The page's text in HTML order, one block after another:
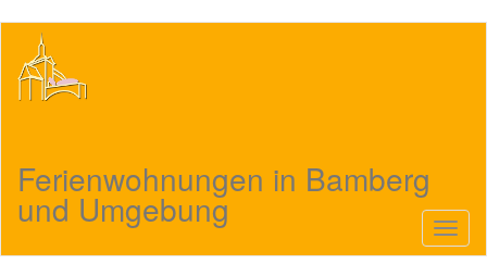
Inhalt
Ferienwohnungen in Bamberg
und Umgebung